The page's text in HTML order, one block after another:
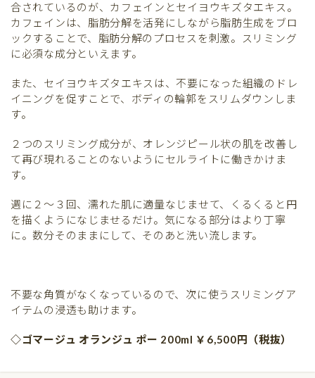
合されているのが、カフェインとセイヨウキズタエキス。
カフェインは、脂肪分解を活発にしながら脂肪生成をブロ
ックすることで、脂肪分解のプロセスを刺激。スリミング
に必須な成分といえます。
また、セイヨウキズタエキスは、不要になった組織のドレ
イニングを促すことで、ボディの輪郭をスリムダウンしま
す。
２つのスリミング成分が、オレンジピール状の肌を改善し
て再び現れることのないようにセルライトに働きかけま
す。
週に２～３回、濡れた肌に適量なじませて、くるくると円
を描くようになじませるだけ。気になる部分はより丁寧
に。数分そのままにして、そのあと洗い流します。
不要な角質がなくなっているので、次に使うスリミングア
イテムの浸透も助けます。
◇ゴマージュ オランジュ ポー 200ml ￥6,500円（税抜）